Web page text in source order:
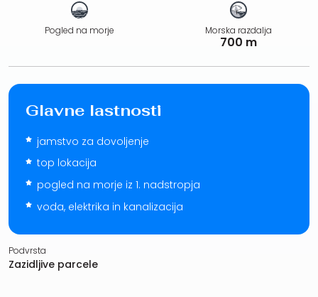
Pogled na morje Morska razdalja
700 m
Glavne lastnosti
jamstvo za dovoljenje
top lokacija
pogled na morje iz 1. nadstropja
voda, elektrika in kanalizacija
Podvrsta
Zazidljive parcele